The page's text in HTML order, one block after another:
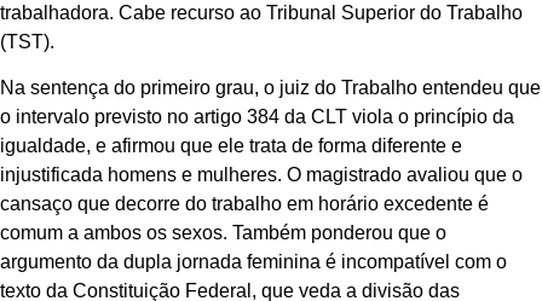
trabalhadora. Cabe recurso ao Tribunal Superior do Trabalho
(TST).
Na sentença do primeiro grau, o juiz do Trabalho entendeu que
o intervalo previsto no artigo 384 da CLT viola o princípio da
igualdade, e afirmou que ele trata de forma diferente e
injustificada homens e mulheres. O magistrado avaliou que o
cansaço que decorre do trabalho em horário excedente é
comum a ambos os sexos. Também ponderou que o
argumento da dupla jornada feminina é incompatível com o
texto da Constituição Federal, que veda a divisão das